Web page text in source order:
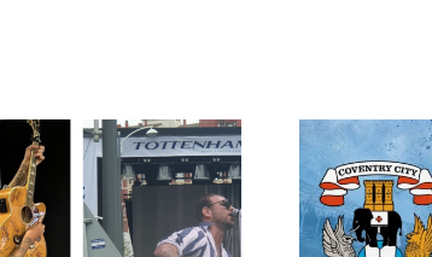
Biljettansökan för